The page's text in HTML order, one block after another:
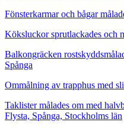
Fönsterkarmar och bågar
Köksluckor sprutlackades och
Balkongräcken
Spånga
Ommålning av trapphus med
Taklister målades om med
Flysta, Spånga, Stockholms län